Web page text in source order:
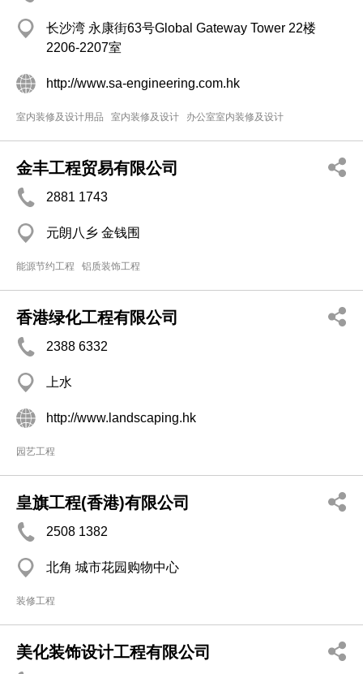
长沙湾 永康街63号Global Gateway Tower 22楼
2206-2207室
http://www.sa-engineering.com.hk
室内装修及设计用品 室内装修及设计 办公室室内装修及设计
金丰工程贸易有限公司
2881 1743
元朗八乡 金钱围
能源节约工程 铝质装饰工程
香港绿化工程有限公司
2388 6332
上水
http://www.landscaping.hk
园艺工程
皇旗工程(香港)有限公司
2508 1382
北角 城市花园购物中心
装修工程
美化装饰设计工程有限公司